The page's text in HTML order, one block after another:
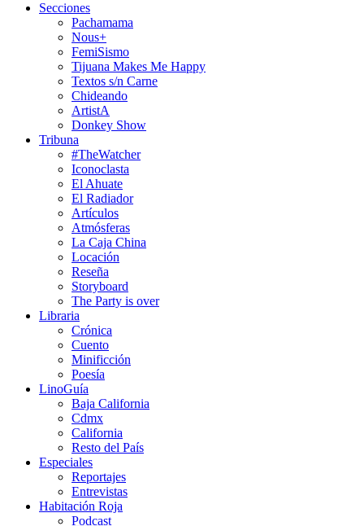
Secciones
Pachamama
Nous+
FemiSismo
Tijuana Makes Me Happy
Textos s/n Carne
Chideando
ArtistA
Donkey Show
Tribuna
#TheWatcher
Iconoclasta
El Ahuate
El Radiador
Artículos
Atmósferas
La Caja China
Locación
Reseña
Storyboard
The Party is over
Libraria
Crónica
Cuento
Minificción
Poesía
LinoGuía
Baja California
Cdmx
California
Resto del País
Especiales
Reportajes
Entrevistas
Habitación Roja
Podcast